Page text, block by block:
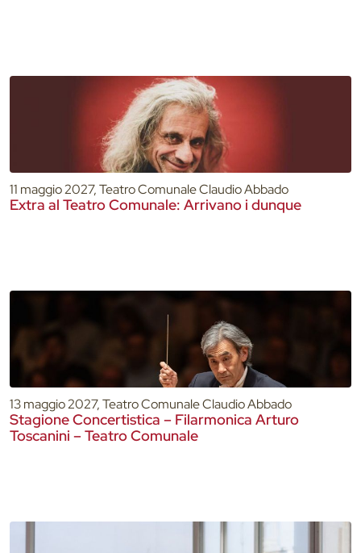
11 maggio 2027, Teatro Comunale Claudio Abbado
Extra al Teatro Comunale: Arrivano i dunque
13 maggio 2027, Teatro Comunale Claudio Abbado
Stagione Concertistica – Filarmonica Arturo
Toscanini – Teatro Comunale